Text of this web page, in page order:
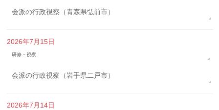
会派の行政視察（青森県弘前市）
2026年7月15日
研修・視察
会派の行政視察（岩手県二戸市）
2026年7月14日